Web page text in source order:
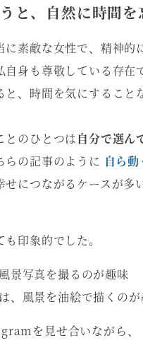
と、自然に時間を
に素敵な女性で、精神的
身も尊敬している存在
と、時間を気にすること
とのひとつは 自分で選ん
らの記事のように 自ら
せにつながるケースが多
印象的でした。
景写真を撮るのが趣味
、風景を油絵で描くの
を見せ合いながら、